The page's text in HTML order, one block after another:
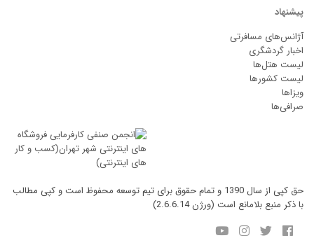
پیشنهاد
آژانس‌های مسافرتی
اخبار گردشگری
لیست هتل‌ها
لیست کشورها
ویزاها
صرافی‌ها
حق کپی از سال 1390 و تمام حقوق برای تیم توسعه محفوظ است و کپی مطالب
با ذکر منبع بلامانع است (ورژن 2.6.6.14)